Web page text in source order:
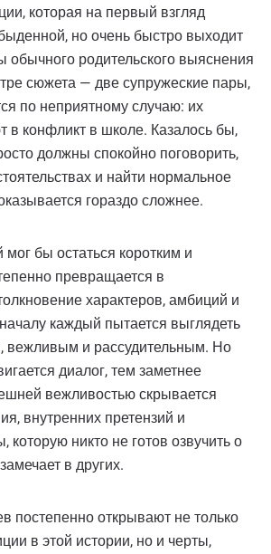
которая на первый взгляд
но очень быстро выходит
обычного родительского выяснения
сюжета — две супружеские пары,
по неприятному случаю: их
в конфликт в школе. Казалось бы,
должны спокойно поговорить,
и найти нормальное
гораздо сложнее.
мог бы остаться коротким и
превращается в
характеров, амбиций и
каждый пытается выглядеть
и рассудительным. Но
диалог, тем заметнее
вежливостью скрывается
внутренних претензий и
которую никто не готов озвучить о
в других.
постепенно открывают не только
в этой истории, но и черты,